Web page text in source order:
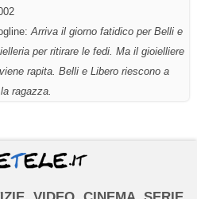
Arriva il giorno fatidico per Belli e
per ritirare le fedi. Ma il gioielliere
rapita. Belli e Libero riescono a
ragazza.